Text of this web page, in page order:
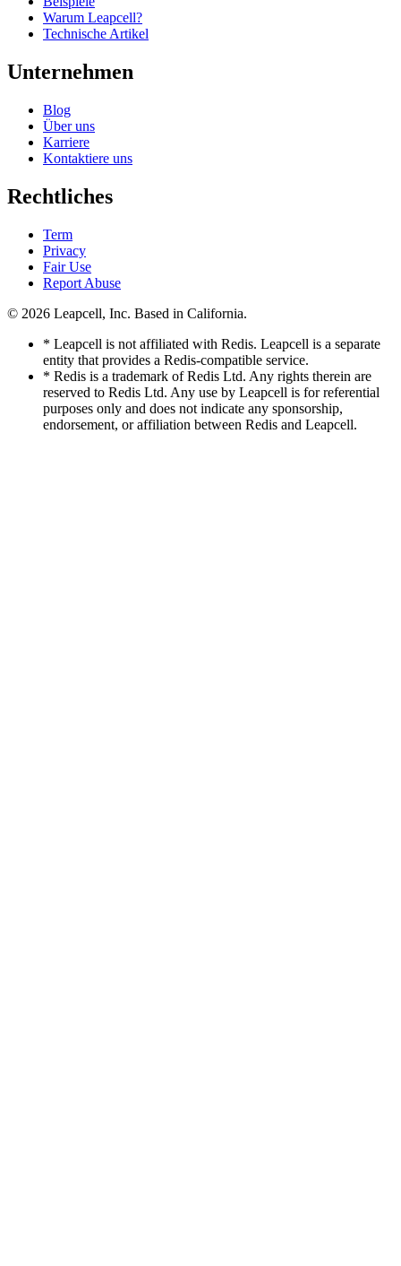
Warum Leapcell?
Technische Artikel
Unternehmen
Blog
Über uns
Karriere
Kontaktiere uns
Rechtliches
Term
Privacy
Fair Use
Report Abuse
© 2026 Leapcell, Inc. Based in California.
* Leapcell is not affiliated with Redis. Leapcell is a separate
entity that provides a Redis-compatible service.
* Redis is a trademark of Redis Ltd. Any rights therein are
reserved to Redis Ltd. Any use by Leapcell is for referential
purposes only and does not indicate any sponsorship,
endorsement, or affiliation between Redis and Leapcell.